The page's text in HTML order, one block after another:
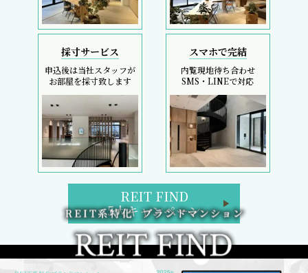
採寸サービス
申込後は当社スタッフが
お部屋を採寸致します
スマホで完結
内覧現地待ち合わせ
SMS・LINEで対応
REIT FIND
5大キャンペーン